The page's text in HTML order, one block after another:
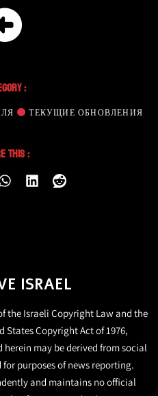
:
ТЕКУЩИЕ ОБНОВЛЕНИЯ
This :
ISRAEL
the Israeli Copyright Law and the
States Copyright Act of 1976,
may be derived from social
purposes of news reporting.
and maintains no official